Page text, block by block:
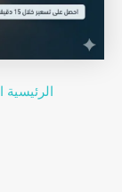
الرئيسية